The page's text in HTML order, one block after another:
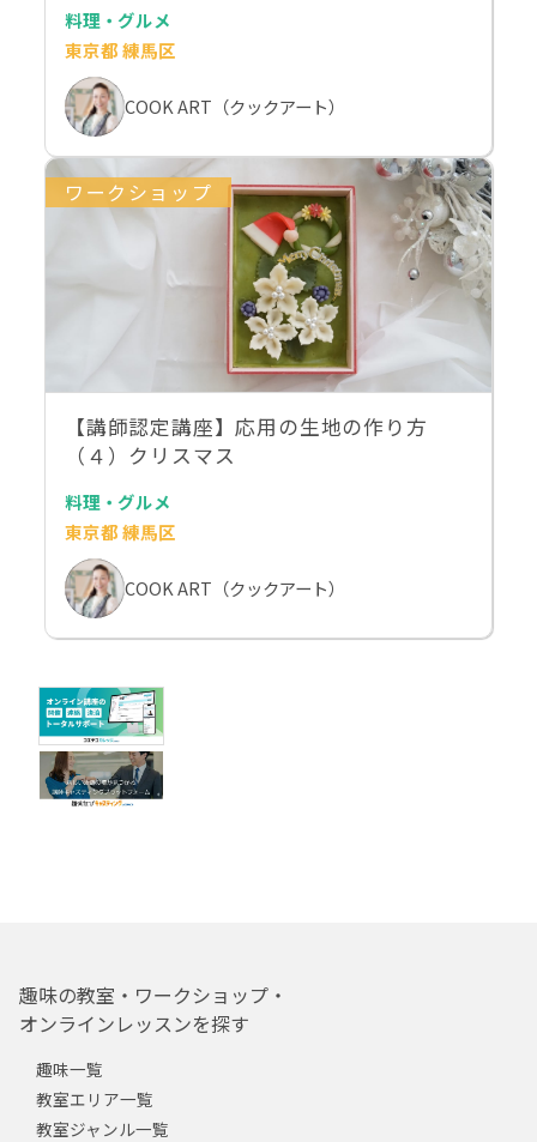
料理・グルメ
東京都 練馬区
COOK ART（クックアート）
ワークショップ
【講師認定講座】応用の生地の作り方
（４）クリスマス
料理・グルメ
東京都 練馬区
COOK ART（クックアート）
趣味の教室・ワークショップ・
オンラインレッスンを探す
趣味一覧
教室エリア一覧
教室ジャンル一覧